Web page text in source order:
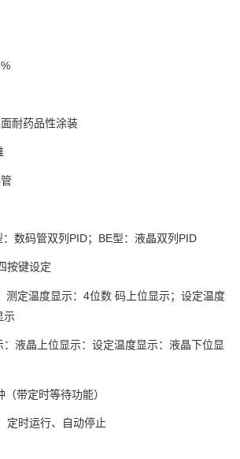
耐药品性涂装
数码管双列PID；BE型：液晶双列PID
按键设定
定温度显示：4位数 码上位显示；设定温度
示
：液晶上位显示：设定温度显示：液晶下位显
带定时等待功能）
定时运行、自动停止